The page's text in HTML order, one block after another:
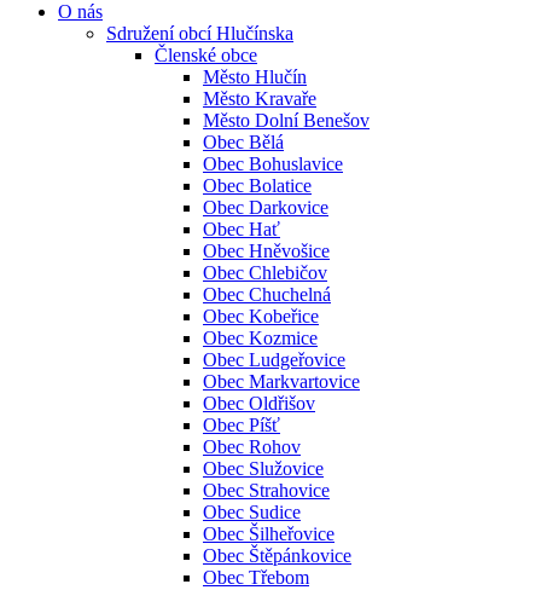
O nás
Sdružení obcí Hlučínska
Členské obce
Město Hlučín
Město Kravaře
Město Dolní Benešov
Obec Bělá
Obec Bohuslavice
Obec Bolatice
Obec Darkovice
Obec Hať
Obec Hněvošice
Obec Chlebičov
Obec Chuchelná
Obec Kobeřice
Obec Kozmice
Obec Ludgeřovice
Obec Markvartovice
Obec Oldřišov
Obec Píšť
Obec Rohov
Obec Služovice
Obec Strahovice
Obec Sudice
Obec Šilheřovice
Obec Štěpánkovice
Obec Třebom